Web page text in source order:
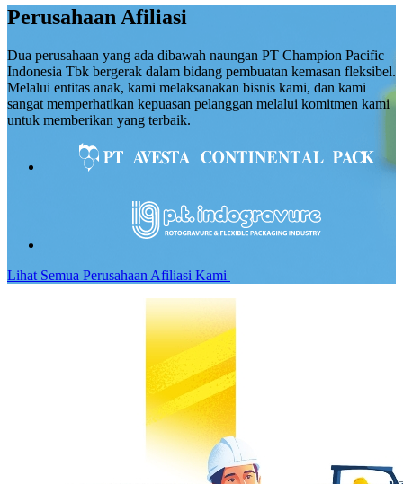
Perusahaan Afiliasi
Dua perusahaan yang ada dibawah naungan PT Champion Pacific
Indonesia Tbk bergerak dalam bidang pembuatan kemasan fleksibel.
Melalui entitas anak, kami melaksanakan bisnis kami, dan kami
sangat memperhatikan kepuasan pelanggan melalui komitmen kami
untuk memberikan yang terbaik.
Lihat Semua Perusahaan Afiliasi Kami